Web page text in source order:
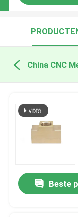
China CNC
Beste